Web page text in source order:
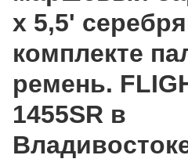
x 5,5'
комплекте
ремень.
1455SR в